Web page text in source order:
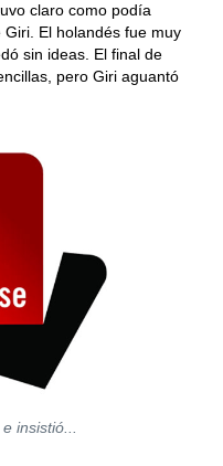
claro como podía
El holandés fue muy
sin ideas. El final de
pero Giri aguantó
insistió...